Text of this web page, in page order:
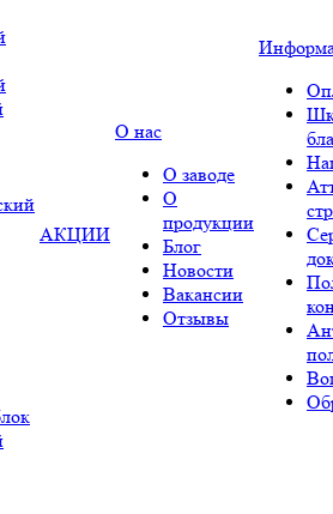
АКЦИИ
О нас
О заводе
О
продукции
Блог
Новости
Вакансии
Отзывы